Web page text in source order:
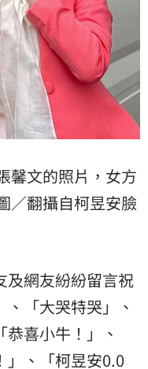
馨文的照片，女方
／翻攝自柯昱安臉
及網友紛紛留言祝
「大哭特哭」、
恭喜小牛！」、
」、「柯昱安0.0